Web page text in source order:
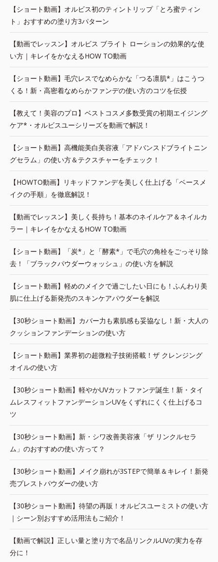
【ショート動画】オルビス初のティントリップ「とろ蜜ティン
ト」おすすめの塗り方3パターン
【動画でレッスン】オルビス ブライト ローションの効果的な使
い方｜キレイをかなえるHOW TO動画
【ショート動画】毛穴レスでなめらかな「つる凛肌*」はこうつ
くる！新・高密着なめらかファンデの使い方のコツを伝授
【教えて！美容のプロ】ベストコスメ多数受賞の初期エイジング
ケア*・オルビスユーシリーズを動画で解説！
【ショート動画】高機能美白美容液「アドバンスドブライトニン
グセラム」の使い方＆テクスチャーをチェック！
【HOWTO動画】リキッドファンデを美しく仕上げる「ベースメ
イクの手順」を徹底解説！
【動画でレッスン】美しく長持ち！基本のネイルケア＆ネイルカ
ラー｜キレイをかなえるHOW TO動画
【ショート動画】「炭*」と「酵素*」で毛穴の角栓をごっそり除
去！「ブラックパウダーウォッシュ」の使い方を解説
【ショート動画】軽めのメイクで過ごしたい日にも！ふんわり美
肌に仕上げる新発売のスキンケアパウダーを解説
【30秒ショート動画】カバー力も素肌感も妥協なし！新・大人の
クッションファンデーションの使い方
【ショート動画】業界初の超微粒子技術搭載！ザ クレンジング
オイルの使い方
【30秒ショート動画】軽やかUVカットファンデ誕生！新・タイ
ムレスフィットファンデーションUVをくずれにくく仕上げるコ
ツ
【30秒ショート動画】新・シワ改善美容液「ザ リンクルセラ
ム」のおすすめの使い方って？
【30秒ショート動画】メイク崩れが3STEPで簡単＆キレイ！新発
売プレストパウダーの使い方
【30秒ショート動画】待望の再販！オルビスユーミストの使い方
｜シーン別おすすめ活用法もご紹介！
【動画で解説】正しい量と塗り方で名品リンクルUVの実力を存
分に！